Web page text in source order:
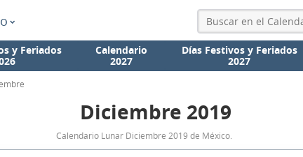
y Feriados
Calendario
2027
Días Festivos y Feriados
2027
Calendario
Lunar
Diciembre 2019
Calendario Lunar Diciembre 2019 de México.